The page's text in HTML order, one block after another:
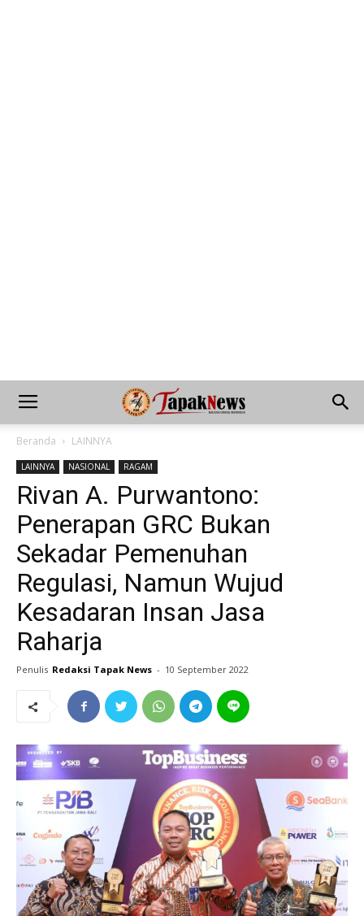
Beranda LAINNYA
LAINNYA NASIONAL RAGAM
Rivan A. Purwantono:
Penerapan GRC Bukan
Sekadar Pemenuhan
Regulasi, Namun Wujud
Kesadaran Insan Jasa
Raharja
Penulis Redaksi Tapak News - 10 September 2022